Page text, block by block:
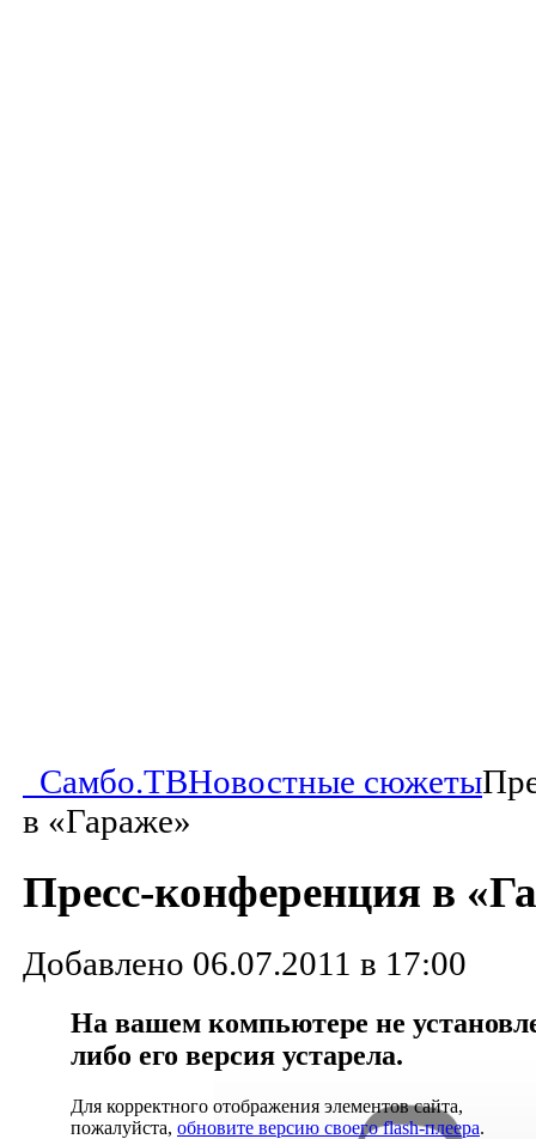
Самбо.ТВНовостные сюжеты
в «Гараже»
Пресс-конференция в
Добавлено 06.07.2011 в 17:00
На вашем компьютере не
либо его версия устарела.
Для корректного отображения элементов сайта,
пожалуйста, обновите версию своего flash-плеера.